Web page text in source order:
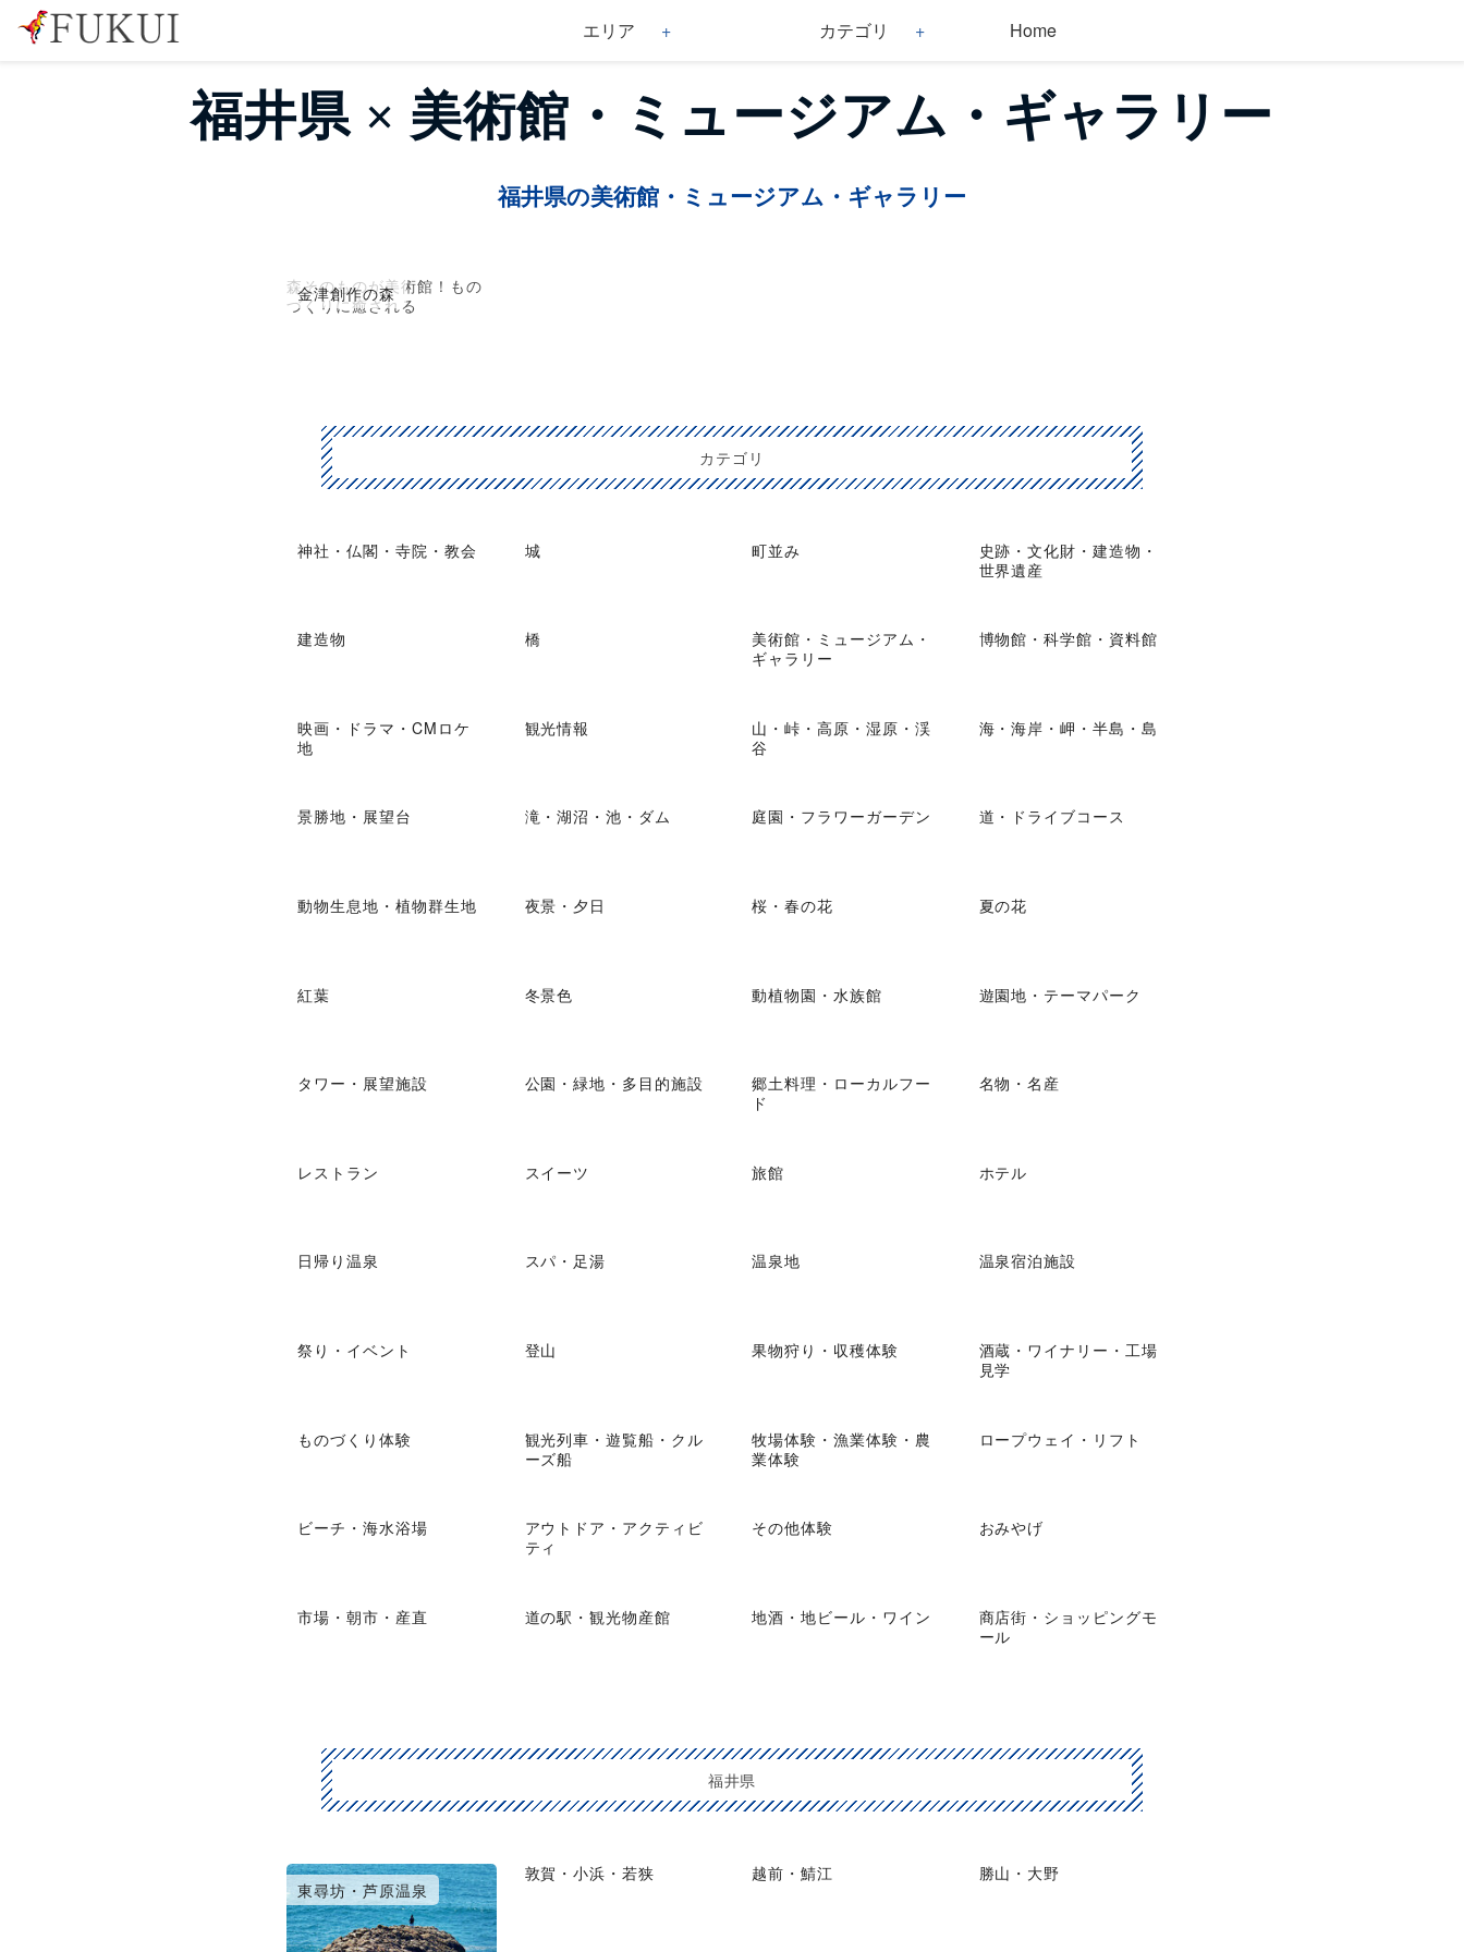
エリア カテゴリ Home
福井県 × 美術館・ミュージアム・ギャラリー
福井県の美術館・ミュージアム・ギャラリー
金津創作の森
森そのものが美術館！もの
づくりに癒される
カテゴリ
神社・仏閣・寺院・教会 城 町並み
史跡・文化財・建造物・
世界遺産
建造物 橋
美術館・ミュージアム・
ギャラリー
博物館・科学館・資料館
映画・ドラマ・CMロケ
地
観光情報
山・峠・高原・湿原・渓
谷
海・海岸・岬・半島・島
景勝地・展望台 滝・湖沼・池・ダム 庭園・フラワーガーデン 道・ドライブコース
動物生息地・植物群生地 夜景・夕日 桜・春の花 夏の花
紅葉 冬景色 動植物園・水族館 遊園地・テーマパーク
タワー・展望施設 公園・緑地・多目的施設
郷土料理・ローカルフー
ド
名物・名産
レストラン スイーツ 旅館 ホテル
日帰り温泉 スパ・足湯 温泉地 温泉宿泊施設
祭り・イベント 登山 果物狩り・収穫体験
酒蔵・ワイナリー・工場
見学
ものづくり体験
観光列車・遊覧船・クル
ーズ船
牧場体験・漁業体験・農
業体験
ロープウェイ・リフト
ビーチ・海水浴場
アウトドア・アクティビ
ティ
その他体験 おみやげ
市場・朝市・産直 道の駅・観光物産館 地酒・地ビール・ワイン
商店街・ショッピングモ
ール
福井県
福井市・永平寺 敦賀・小浜・若狭 越前・鯖江
勝山・大野
東尋坊・芦原温泉